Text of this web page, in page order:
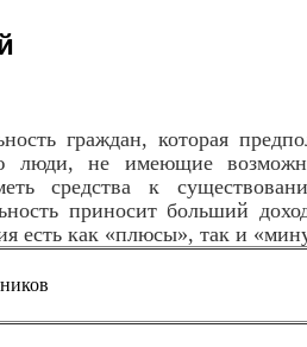
граждан, которая
не имеющие
средства к
приносит больший
есть как «плюсы», так и